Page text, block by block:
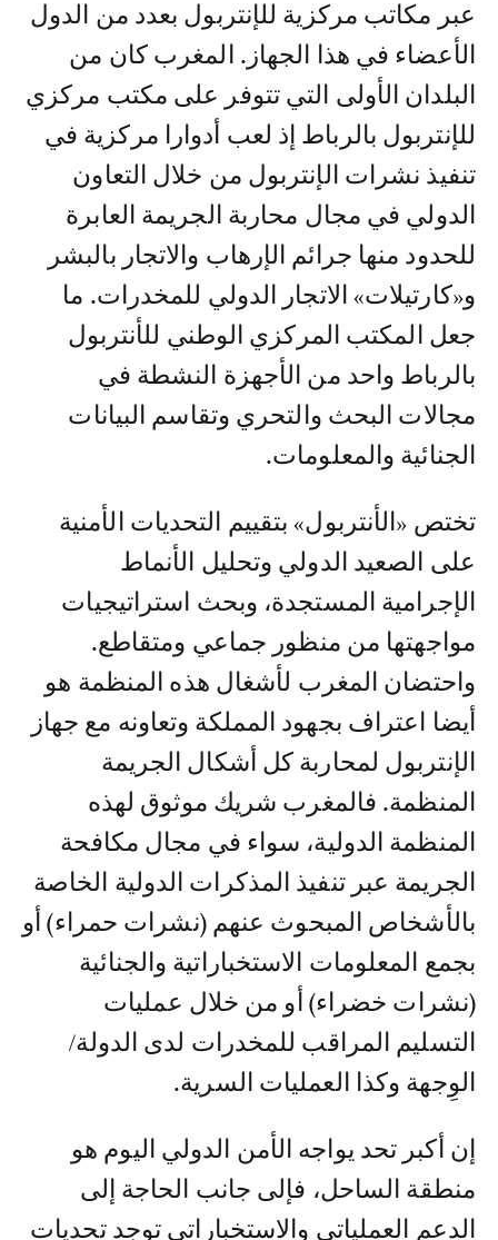
عبر مكاتب مركزية للإنتربول بعدد من الدول
الأعضاء في هذا الجهاز. المغرب كان من
البلدان الأولى التي تتوفر على مكتب مركزي
للإنتربول بالرباط إذ لعب أدوارا مركزية في
تنفيذ نشرات الإنتربول من خلال التعاون
الدولي في مجال محاربة الجريمة العابرة
للحدود منها جرائم الإرهاب والاتجار بالبشر
و«كارتيلات» الاتجار الدولي للمخدرات. ما
جعل المكتب المركزي الوطني للأنتربول
بالرباط واحد من الأجهزة النشطة في
مجالات البحث والتحري وتقاسم البيانات
الجنائية والمعلومات.
تختص «الأنتربول» بتقييم التحديات الأمنية
على الصعيد الدولي وتحليل الأنماط
الإجرامية المستجدة، وبحث استراتيجيات
مواجهتها من منظور جماعي ومتقاطع.
واحتضان المغرب لأشغال هذه المنظمة هو
أيضا اعتراف بجهود المملكة وتعاونه مع جهاز
الإنتربول لمحاربة كل أشكال الجريمة
المنظمة. فالمغرب شريك موثوق لهذه
المنظمة الدولية، سواء في مجال مكافحة
الجريمة عبر تنفيذ المذكرات الدولية الخاصة
بالأشخاص المبحوث عنهم (نشرات حمراء) أو
بجمع المعلومات الاستخباراتية والجنائية
(نشرات خضراء) أو من خلال عمليات
التسليم المراقب للمخدرات لدى الدولة/
الوِجهة وكذا العمليات السرية.
إن أكبر تحد يواجه الأمن الدولي اليوم هو
منطقة الساحل، فإلى جانب الحاجة إلى
الدعم العملياتي والاستخباراتي توجد تحديات